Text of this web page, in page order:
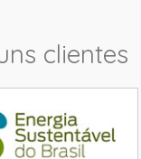
clientes